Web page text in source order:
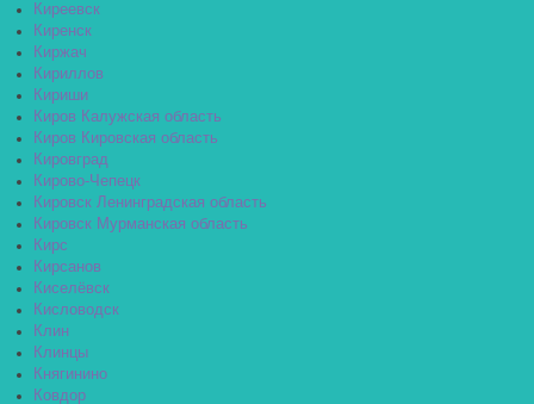
Киреевск
Киренск
Киржач
Кириллов
Кириши
Киров Калужская область
Киров Кировская область
Кировград
Кирово-Чепецк
Кировск Ленинградская область
Кировск Мурманская область
Кирс
Кирсанов
Киселёвск
Кисловодск
Клин
Клинцы
Княгинино
Ковдор